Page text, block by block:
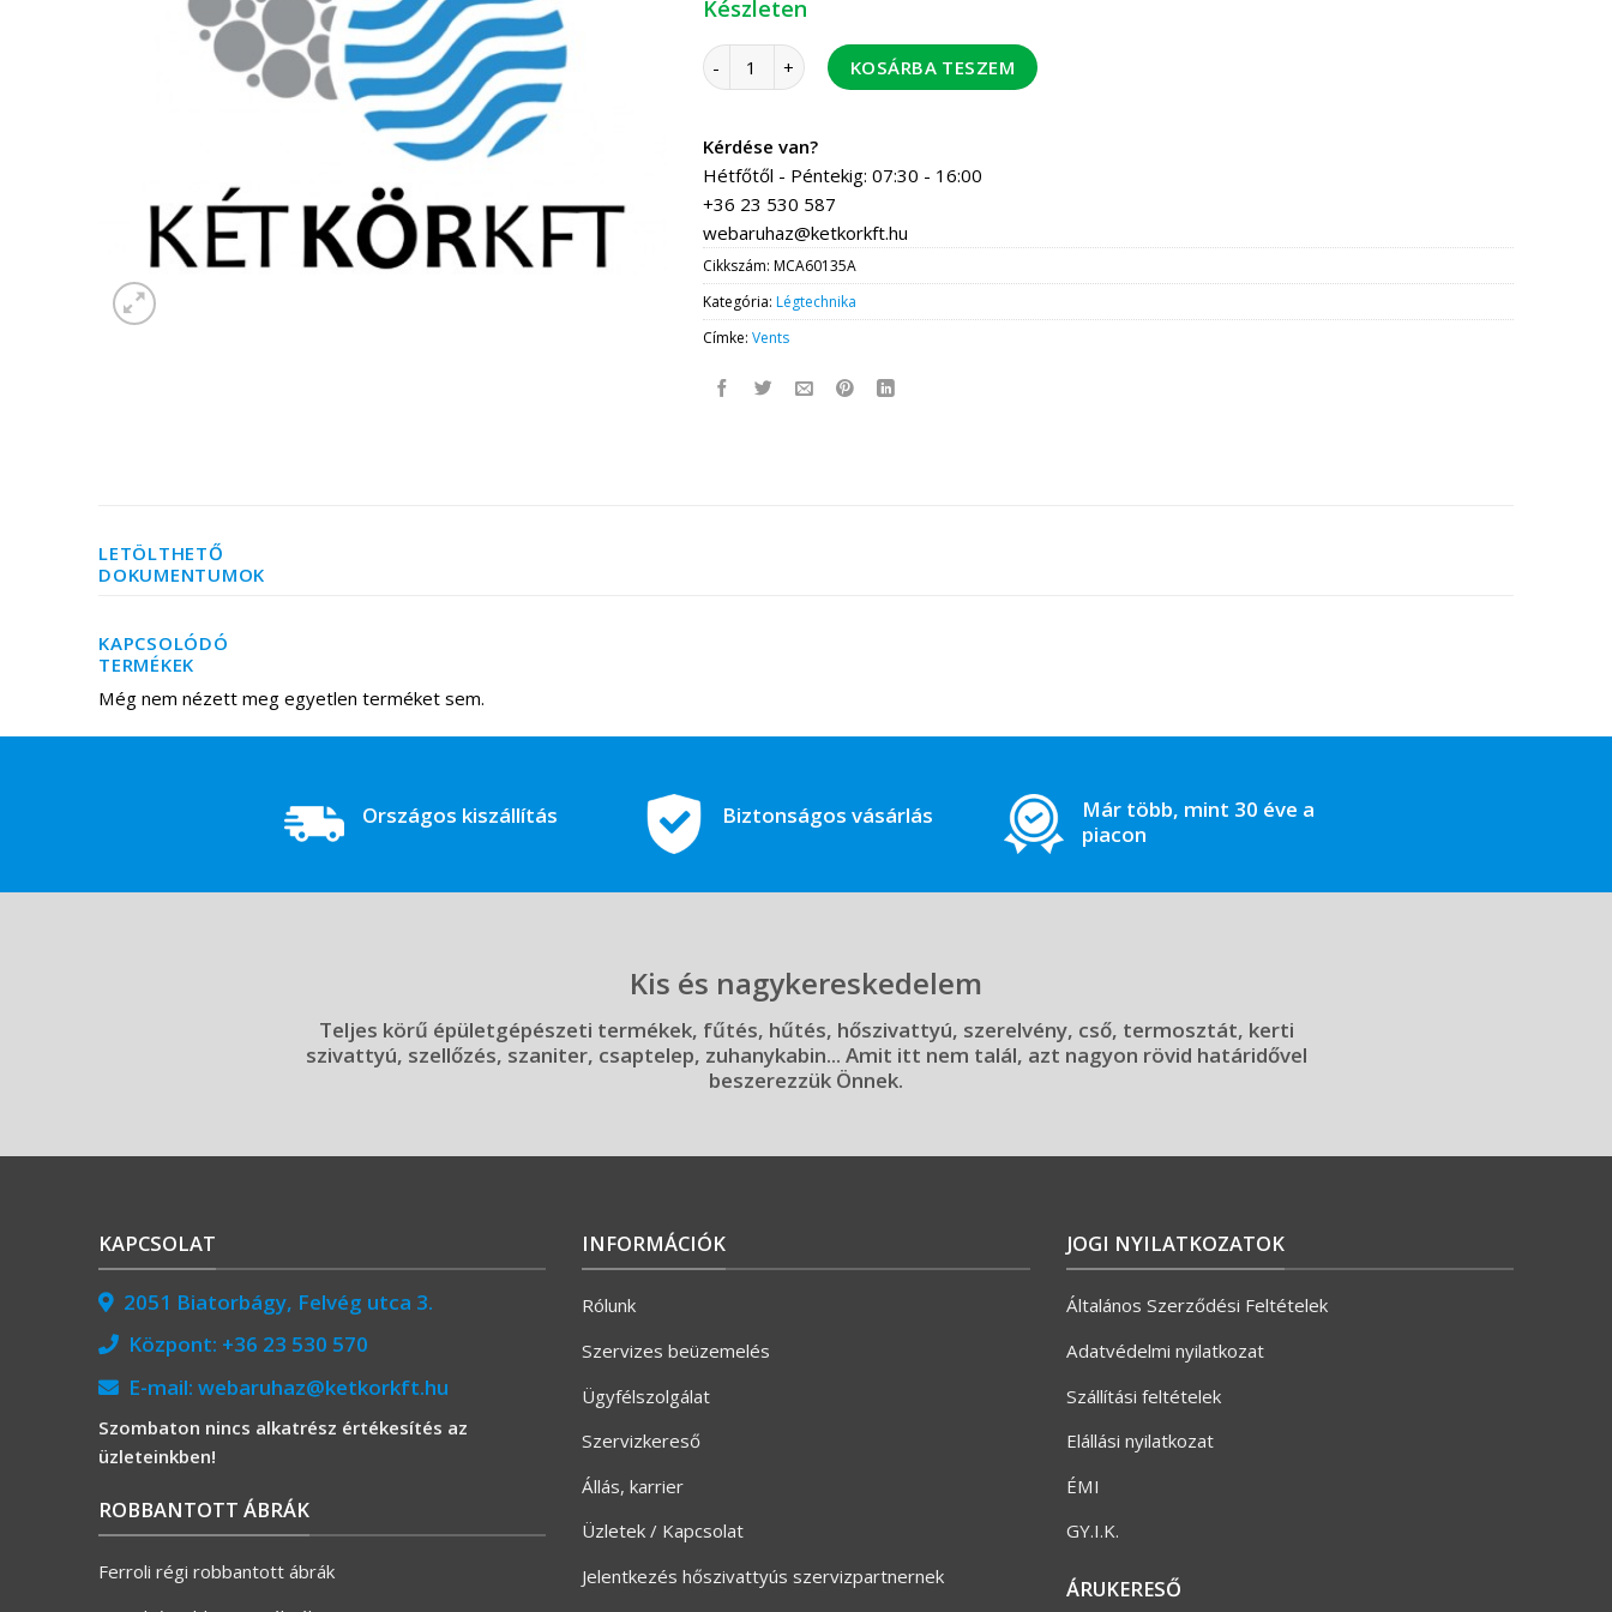
Készleten
MCA Szalagbilincs 60-135mm mennyiség
KOSÁRBA TESZEM
Kérdése van?
Hétfőtől - Péntekig: 07:30 - 16:00
+36 23 530 587
webaruhaz@ketkorkft.hu
Cikkszám:MCA60135A
Kategória:Légtechnika
Címke:Vents
LETÖLTHETŐ
DOKUMENTUMOK
KAPCSOLÓDÓ
TERMÉKEK
Még nem nézett meg egyetlen terméket sem.
Országos kiszállítás Biztonságos vásárlás
Már több, mint 30 éve a
piacon
Kis és nagykereskedelem
Teljes körű épületgépészeti termékek, fűtés, hűtés, hőszivattyú, szerelvény, cső, termosztát, kerti
szivattyú, szellőzés, szaniter, csaptelep, zuhanykabin... Amit itt nem talál, azt nagyon rövid határidővel
beszerezzük Önnek.
KAPCSOLAT
2051 Biatorbágy, Felvég utca 3.
Központ: +36 23 530 570
E-mail: webaruhaz@ketkorkft.hu
Szombaton nincs alkatrész értékesítés az
üzleteinkben!
ROBBANTOTT ÁBRÁK
Ferroli régi robbantott ábrák
INFORMÁCIÓK
Rólunk
Szervizes beüzemelés
Ügyfélszolgálat
Szervizkereső
Állás, karrier
Üzletek / Kapcsolat
Jelentkezés hőszivattyús szervizpartnernek
JOGI NYILATKOZATOK
Általános Szerződési Feltételek
Adatvédelmi nyilatkozat
Szállítási feltételek
Elállási nyilatkozat
ÉMI
GY.I.K.
ÁRUKERESŐ